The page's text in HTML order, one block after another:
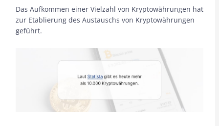
Das Aufkommen einer Vielzahl von Kryptowährungen hat
zur Etablierung des Austauschs von Kryptowährungen
geführt.